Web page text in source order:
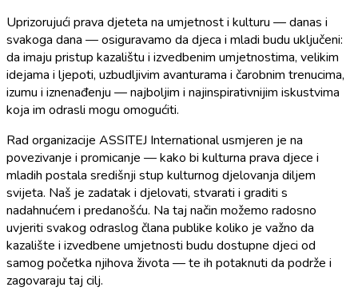
Uprizorujući prava djeteta na umjetnost i kulturu — danas i
svakoga dana — osiguravamo da djeca i mladi budu uključeni:
da imaju pristup kazalištu i izvedbenim umjetnostima, velikim
idejama i ljepoti, uzbudljivim avanturama i čarobnim trenucima,
izumu i iznenađenju — najboljim i najinspirativnijim iskustvima
koja im odrasli mogu omogućiti.
Rad organizacije ASSITEJ International usmjeren je na
povezivanje i promicanje — kako bi kulturna prava djece i
mladih postala središnji stup kulturnog djelovanja diljem
svijeta. Naš je zadatak i djelovati, stvarati i graditi s
nadahnućem i predanošću. Na taj način možemo radosno
uvjeriti svakog odraslog člana publike koliko je važno da
kazalište i izvedbene umjetnosti budu dostupne djeci od
samog početka njihova života — te ih potaknuti da podrže i
zagovaraju taj cilj.